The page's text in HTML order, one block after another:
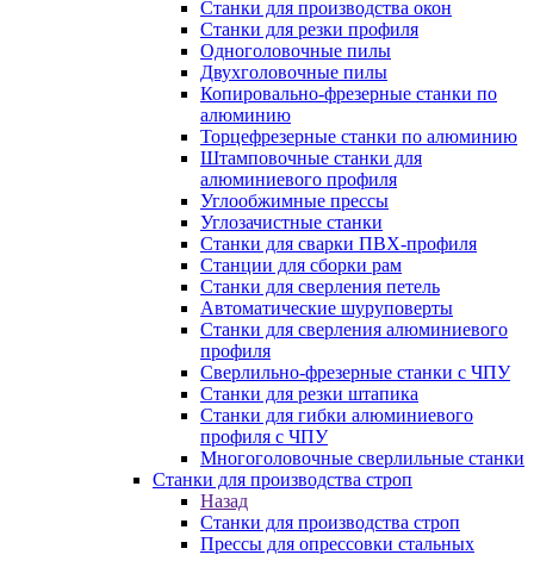
Станки для производства окон
Станки для резки профиля
Одноголовочные пилы
Двухголовочные пилы
Копировально-фрезерные станки по
алюминию
Торцефрезерные станки по алюминию
Штамповочные станки для
алюминиевого профиля
Углообжимные прессы
Углозачистные станки
Станки для сварки ПВХ-профиля
Станции для сборки рам
Станки для сверления петель
Автоматические шуруповерты
Станки для сверления алюминиевого
профиля
Сверлильно-фрезерные станки с ЧПУ
Станки для резки штапика
Станки для гибки алюминиевого
профиля с ЧПУ
Многоголовочные сверлильные станки
Станки для производства строп
Назад
Станки для производства строп
Прессы для опрессовки стальных